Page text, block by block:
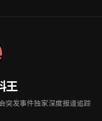
王
突发事件独家深度报道追踪